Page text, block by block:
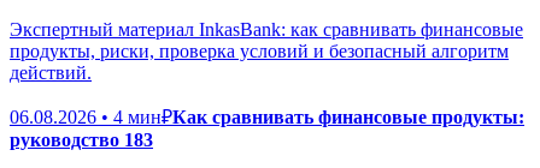
Экспертный материал InkasBank: как сравнивать финансовые
продукты, риски, проверка условий и безопасный алгоритм
действий.
06.08.2026 • 4 мин₽Как сравнивать финансовые продукты:
руководство 183